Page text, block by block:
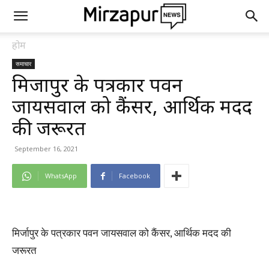
होम
समाचार
मिर्जापुर के पत्रकार पवन
जायसवाल को कैंसर, आर्थिक मदद
की जरूरत
September 16, 2021
WhatsApp Facebook
मिर्जापुर के पत्रकार पवन जायसवाल को कैंसर, आर्थिक मदद की
जरूरत